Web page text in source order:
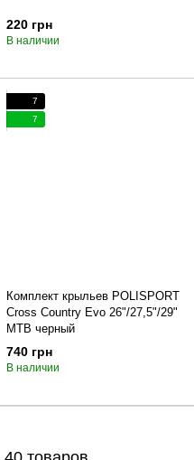
220 грн
В наличии
7
7
Комплект крыльев POLISPORT
Cross Country Evo 26"/27,5"/29"
MTB черный
740 грн
В наличии